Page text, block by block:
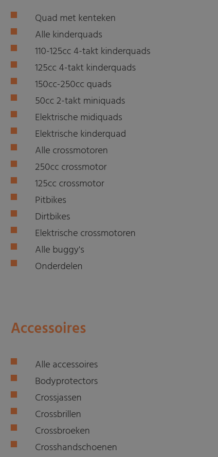
Quad met kenteken
Alle kinderquads
110-125cc 4-takt kinderquads
125cc 4-takt kinderquads
150cc-250cc quads
50cc 2-takt miniquads
Elektrische midiquads
Elektrische kinderquad
Alle crossmotoren
250cc crossmotor
125cc crossmotor
Pitbikes
Dirtbikes
Elektrische crossmotoren
Alle buggy's
Onderdelen
Accessoires
Alle accessoires
Bodyprotectors
Crossjassen
Crossbrillen
Crossbroeken
Crosshandschoenen